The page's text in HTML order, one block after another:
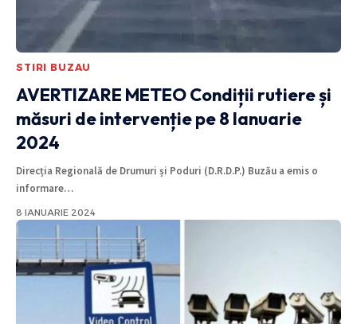
STIRI BUZAU
AVERTIZARE METEOCondiții rutiere și
măsuri de intervenție pe 8 Ianuarie
2024
Direcția Regională de Drumuri și Poduri (D.R.D.P.) Buzău a emis o
informare…
8 IANUARIE 2024